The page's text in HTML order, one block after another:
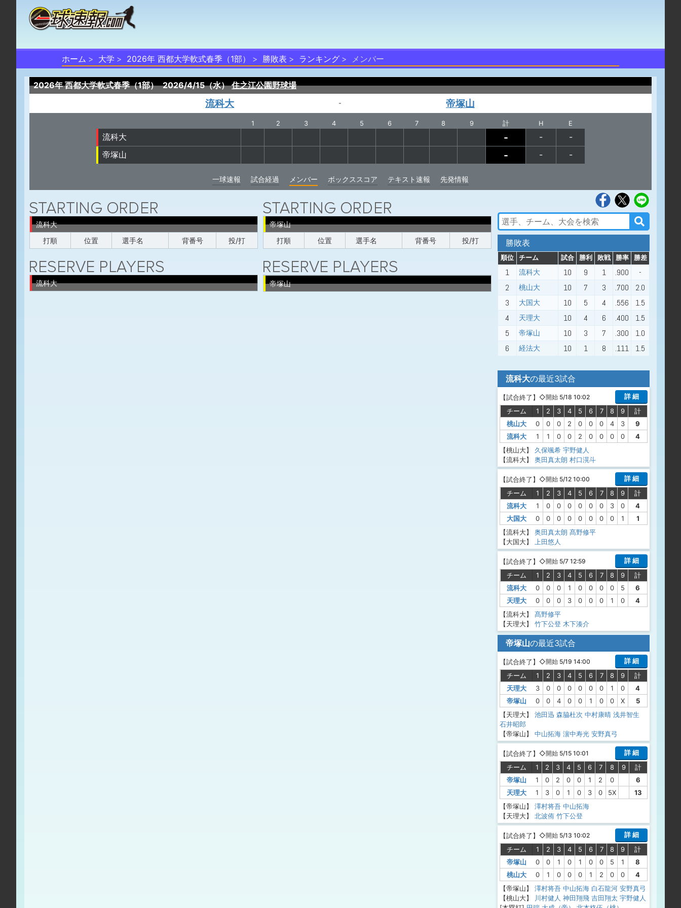
ホーム 大学 2026年 西都大学軟式春季（1部） 勝敗表 ランキング メンバー
2026年 西都大学軟式春季（1部） 2026/4/15（水） 住之江公園野球場
流科大 - 帝塚山
1 2 3 4 5 6 7 8 9 計 H E
流科大 - -
-
帝塚山
- - -
一球速報 試合経過 メンバー ボックススコア テキスト速報 先発情報
流科大
打順
位置 選手名 背番号 投/打
帝塚山
打順
位置 選手名 背番号 投/打
流科大 帝塚山
勝敗表
順位 チーム 試合 勝利 敗戦 勝率 勝差
1 流科大 10 9 1 .900
-
2
桃山大 10 7 3 .700
2.0
3
大国大 10 5 4 .556
1.5
4
天理大 10 4 6 .400
1.5
5
帝塚山 10 3 7 .300
1.0
6
経法大 10 1 8 .111 1.5
流科大の最近3試合
【試合終了】 ◇開始 5/18 10:02
詳 細
チーム
1 2 3 4 5 6 7 8 9
計
桃山大
0 0 0 2 0 0 0 4 3
9
流科大
1 1 0 0 2 0 0 0 0
4
【桃山大】
久保颯希 宇野健人
【流科大】
奥田真太朗 村口滉斗
【試合終了】 ◇開始 5/12 10:00
詳 細
チーム
1 2 3 4 5 6 7 8 9
計
流科大
1 0 0 0 0 0 0 3 0
4
大国大
0 0 0 0 0 0 0 0 1
1
【流科大】
奥田真太朗 髙野修平
【大国大】
上田悠人
【試合終了】 ◇開始 5/7 12:59
詳 細
チーム
1 2 3 4 5 6 7 8 9
計
流科大
0 0 0 1 0 0 0 0 5
6
天理大
0 0 0 3 0 0 0 1 0
4
【流科大】
髙野修平
【天理大】
竹下公登 木下湊介
帝塚山の最近3試合
【試合終了】 ◇開始 5/19 14:00
詳 細
チーム
1 2 3 4 5 6 7 8 9
計
天理大
3 0 0 0 0 0 0 1 0
4
帝塚山
0 0 4 0 0 1 0 0 X
5
【天理大】
池田迅 森脇杜次 中村康晴 浅井智生
石井昭郎
【帝塚山】
中山拓海 濵中寿光 安野真弓
【試合終了】 ◇開始 5/15 10:01
詳 細
チーム
1 2 3 4 5 6 7 8 9
計
帝塚山
1 0 2 0 0 1 2 0
6
天理大
1 3 0 1 0 3 0 5X
13
【帝塚山】
澤村将吾 中山拓海
【天理大】
北波侑 竹下公登
【試合終了】 ◇開始 5/13 10:02
詳 細
チーム
1 2 3 4 5 6 7 8 9
計
帝塚山
0 0 1 0 1 0 0 5 1
8
桃山大
0 1 0 0 0 1 2 0 0
4
【帝塚山】
澤村将吾 中山拓海 白石龍河 安野真弓
【桃山大】
川村健人 神田翔飛 吉田翔太 宇野健人